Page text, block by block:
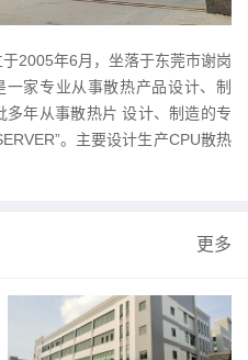
2005年6月，坐落于东莞市谢岗
家专业从事散热产品设计、制
年从事散热片 设计、制造的专
。主要设计生产CPU散热
更多